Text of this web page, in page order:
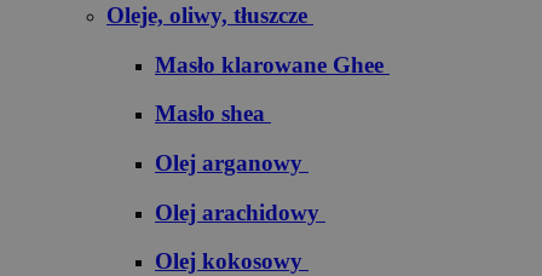
Oleje, oliwy, tłuszcze
Masło klarowane Ghee
Masło shea
Olej arganowy
Olej arachidowy
Olej kokosowy